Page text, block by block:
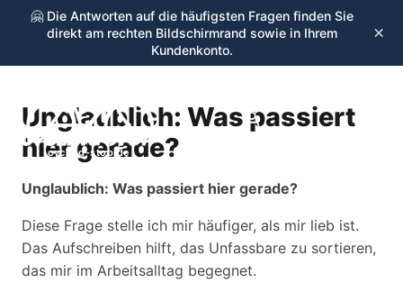
🤗 Die Antworten auf die häufigsten Fragen finden Sie
direkt am rechten Bildschirmrand sowie in Ihrem
Kundenkonto.
×
cycling-stop.de
☰
Unglaublich: Was passiert
hier gerade?
Unglaublich: Was passiert hier gerade?
Diese Frage stelle ich mir häufiger, als mir lieb ist.
Das Aufschreiben hilft, das Unfassbare zu sortieren,
das mir im Arbeitsalltag begegnet.